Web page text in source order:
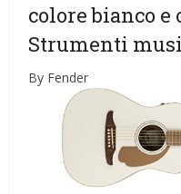
colore bianco e
Strumenti
By Fender